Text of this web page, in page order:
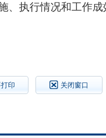
、执行情况和工作
印 关闭窗口